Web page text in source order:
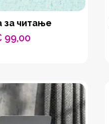
за читање
99,00